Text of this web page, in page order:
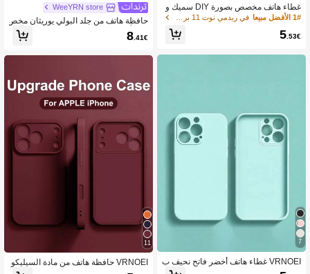
4.88 54K متابعون
غطاء هاتف مخصص بصورة DIY سميك و
مقاوم للصدمات وحماية لهواتف S21 S22
11 13 15 16 Pro Max، هدية شخصية لعي
د الميلاد له ولها، جمالية، هدية عيد الأب، ه
1# الأفضل مبيعا
5.53€
7
VRNOEI غطاء هاتف أخضر فاتح نحيف ب
تصميم عصري وحافة مستقيمة، تصميم ح
WeeYRN store
حافظة هاتف من جلد البولي يوريثان مخص
صة بأحرف اسمية متوافقة مع سلسلة آيفو
ن 17 16 15 14 13 12 11 برو ماكس، فا
8.41€
11
VRNOEI حافظة هاتف من مادة السيليكو